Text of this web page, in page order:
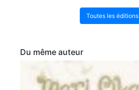
Toutes les éditions
Du même auteur